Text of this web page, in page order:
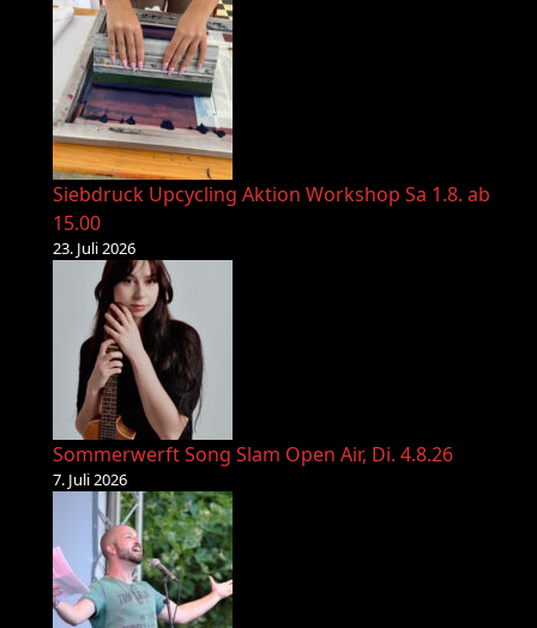
Siebdruck Upcycling Aktion Workshop Sa 1.8. ab
15.00
23. Juli 2026
Sommerwerft Song Slam Open Air, Di. 4.8.26
7. Juli 2026